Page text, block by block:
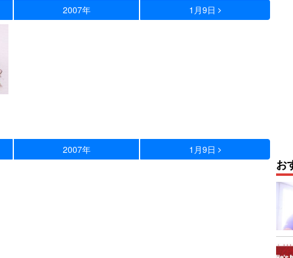
2007年 1月9日
2007年 1月9日
お